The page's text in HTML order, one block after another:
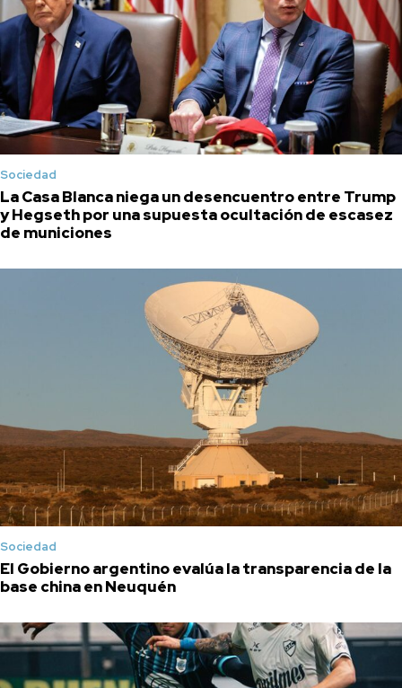
Sociedad
La Casa Blanca niega un desencuentro entre Trump
y Hegseth por una supuesta ocultación de escasez
de municiones
Sociedad
El Gobierno argentino evalúa la transparencia de la
base china en Neuquén